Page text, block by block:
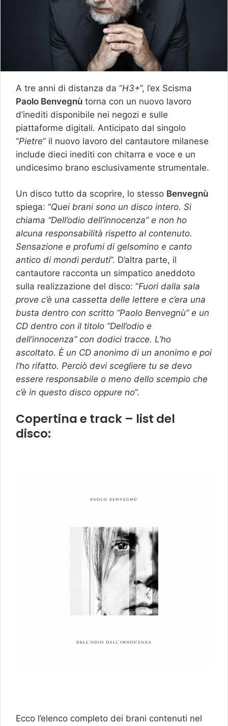
A tre anni di distanza da “H3+”, l’ex Scisma
Paolo Benvegnù torna con un nuovo lavoro
d’inediti disponibile nei negozi e sulle
piattaforme digitali. Anticipato dal singolo
“Pietre” il nuovo lavoro del cantautore milanese
include dieci inediti con chitarra e voce e un
undicesimo brano esclusivamente strumentale.
Un disco tutto da scoprire, lo stesso Benvegnù
spiega: “Quei brani sono un disco intero. Si
chiama “Dell’odio dell’innocenza” e non ho
alcuna responsabilità rispetto al contenuto.
Sensazione e profumi di gelsomino e canto
antico di mondi perduti”. D’altra parte, il
cantautore racconta un simpatico aneddoto
sulla realizzazione del disco: “Fuori dalla sala
prove c’è una cassetta delle lettere e c’era una
busta dentro con scritto “Paolo Benvegnù” e un
CD dentro con il titolo “Dell’odio e
dell’innocenza” con dodici tracce. L’ho
ascoltato. È un CD anonimo di un anonimo e poi
l’ho rifatto. Perciò devi scegliere tu se devo
essere responsabile o meno dello scempio che
c’è in questo disco oppure no”.
Copertina e track – list del
disco:
Ecco l’elenco completo dei brani contenuti nel